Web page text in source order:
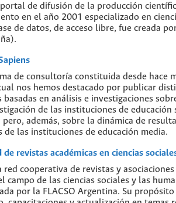
de difusión de la producción
en el año 2001 especializado en
de datos, de acceso libre, fue creada
de consultoría constituida desde hace
nos hemos destacado por publicar
basadas en análisis e investigaciones
de las instituciones de educación
pero, además, sobre la dinámica de
de las instituciones de educación media.
de revistas académicas en ciencias
red cooperativa de revistas y
campo de las ciencias sociales y las
por la FLACSO Argentina. Su